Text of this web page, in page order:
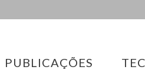
PUBLICAÇÕES